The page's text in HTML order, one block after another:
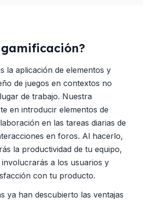
gamificación?
la aplicación de elementos y
de juegos en contextos no
de trabajo. Nuestra
en introducir elementos de
en las tareas diarias de
en foros. Al hacerlo,
la productividad de tu equipo,
a los usuarios y
con tu producto.
ya han descubierto las ventajas